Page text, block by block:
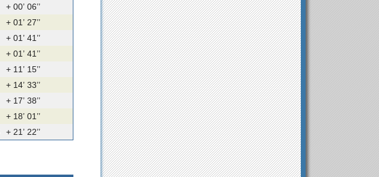
+ 00’ 06’’
+ 01’ 27’’
+ 01’ 41’’
+ 01’ 41’’
+ 11’ 15’’
+ 14’ 33’’
+ 17’ 38’’
+ 18’ 01’’
+ 21’ 22’’